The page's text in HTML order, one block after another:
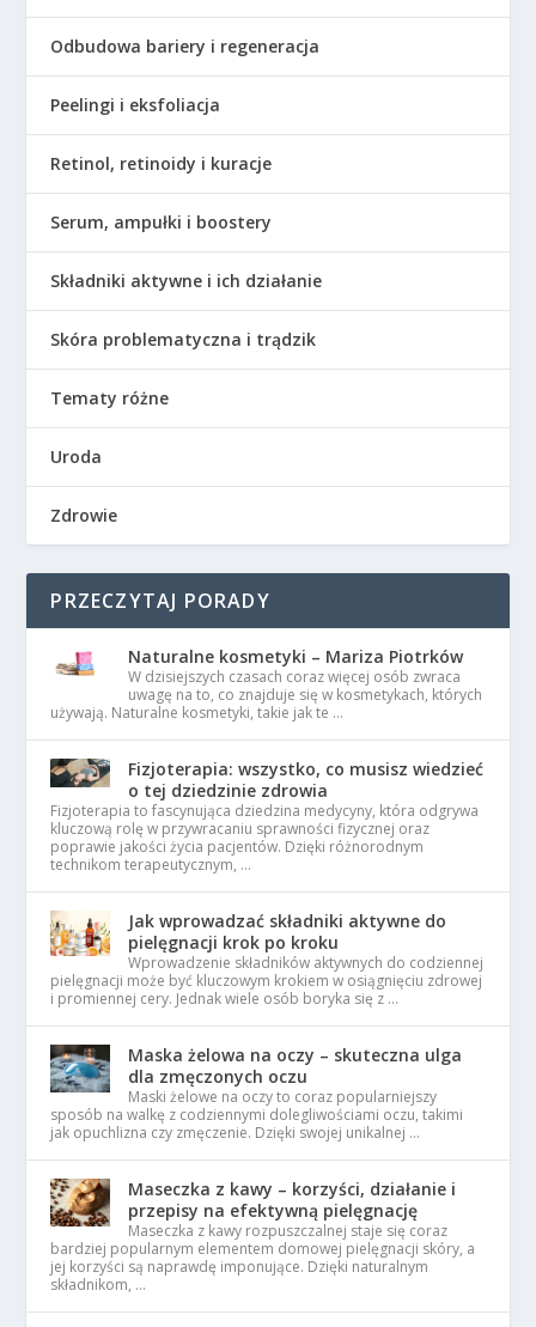
Odbudowa bariery i regeneracja
Peelingi i eksfoliacja
Retinol, retinoidy i kuracje
Serum, ampułki i boostery
Składniki aktywne i ich działanie
Skóra problematyczna i trądzik
Tematy różne
Uroda
Zdrowie
PRZECZYTAJ PORADY
Naturalne kosmetyki – Mariza Piotrków
W dzisiejszych czasach coraz więcej osób zwraca
uwagę na to, co znajduje się w kosmetykach, których
używają. Naturalne kosmetyki, takie jak te …
Fizjoterapia: wszystko, co musisz wiedzieć
o tej dziedzinie zdrowia
Fizjoterapia to fascynująca dziedzina medycyny, która odgrywa
kluczową rolę w przywracaniu sprawności fizycznej oraz
poprawie jakości życia pacjentów. Dzięki różnorodnym
technikom terapeutycznym, …
Jak wprowadzać składniki aktywne do
pielęgnacji krok po kroku
Wprowadzenie składników aktywnych do codziennej
pielęgnacji może być kluczowym krokiem w osiągnięciu zdrowej
i promiennej cery. Jednak wiele osób boryka się z …
Maska żelowa na oczy – skuteczna ulga
dla zmęczonych oczu
Maski żelowe na oczy to coraz popularniejszy
sposób na walkę z codziennymi dolegliwościami oczu, takimi
jak opuchlizna czy zmęczenie. Dzięki swojej unikalnej …
Maseczka z kawy – korzyści, działanie i
przepisy na efektywną pielęgnację
Maseczka z kawy rozpuszczalnej staje się coraz
bardziej popularnym elementem domowej pielęgnacji skóry, a
jej korzyści są naprawdę imponujące. Dzięki naturalnym
składnikom, …